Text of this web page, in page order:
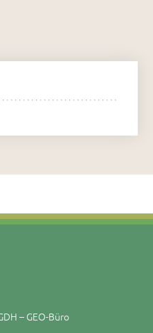
– GEO-Büro